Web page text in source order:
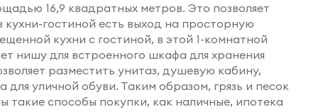
16,9 квадратных метров. Это позволяет
кухни-гостиной есть выход на просторную
кухни с гостиной, в этой 1-комнатной
нишу для встроенного шкафа для хранения
разместить унитаз, душевую кабину,
уличной обуви. Таким образом, грязь и песок
способы покупки, как наличные, ипотека